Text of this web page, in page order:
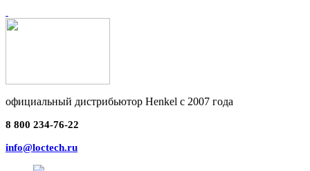
официальный дистрибьютор Henkel с 2007 года
8 800 234-76-22
info@loctech.ru